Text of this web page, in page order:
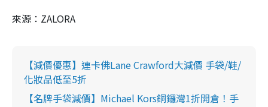
來源：ZALORA
【減價優惠】連卡佛Lane Crawford大減價 手袋/鞋/
化妝品低至5折
【名牌手袋減價】Michael Kors銅鑼灣1折開倉！手